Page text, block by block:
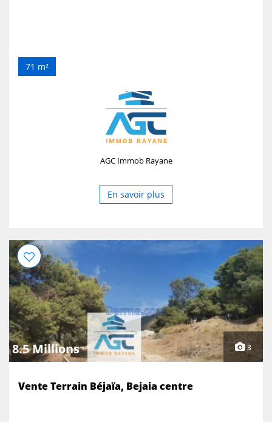
71 m²
AGC Immob Rayane
En savoir plus
8.5 Millions 3
Vente Terrain Béjaïa, Bejaia centre